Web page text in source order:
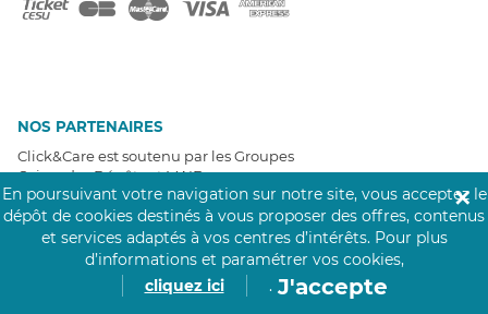
NOS PARTENAIRES
Click&Care est soutenu par les Groupes
Caisse des Dépôts et MAIF.
En poursuivant votre navigation sur notre site, vous acceptez le
dépôt de cookies destinés à vous proposer des offres, contenus
et services adaptés à vos centres d’intérêts. Pour plus
d’informations et paramétrer vos cookies,
cliquez ici
. J'accepte
✕